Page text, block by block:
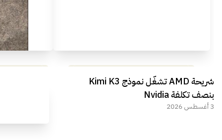
مراجعة شاملة لعملاق الألعاب
الجديد REDMAGIC 11 AIR
شريحة AMD تشغّل نموذج Kimi K3
بنصف تكلفة Nvidia
3 أغسطس 2026